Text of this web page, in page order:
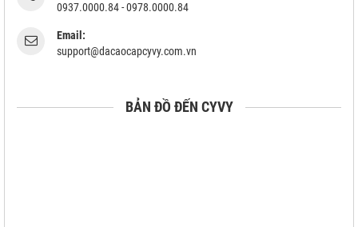
0937.0000.84 - 0978.0000.84
Email:
support@dacaocapcyvy.com.vn
BẢN ĐỒ ĐẾN CYVY